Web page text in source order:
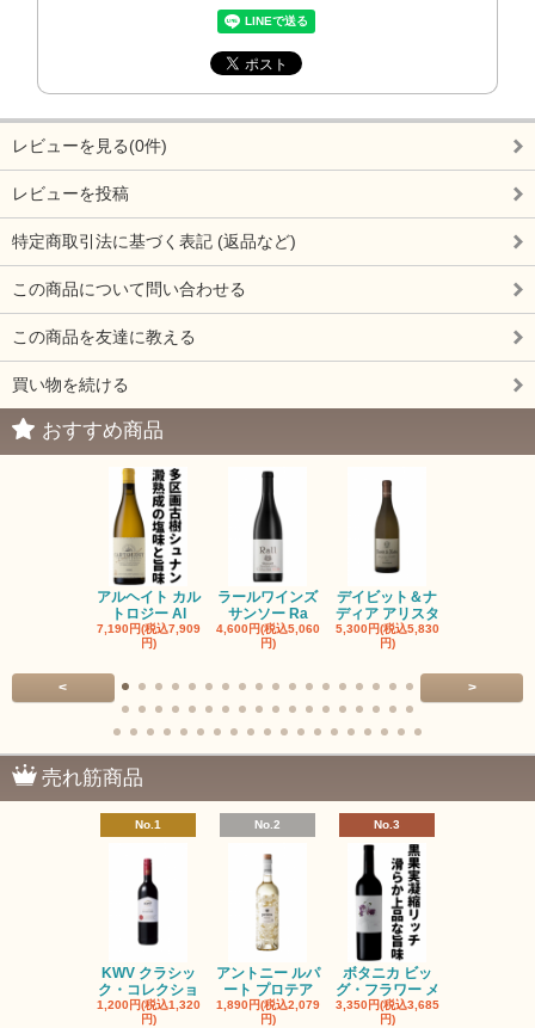
レビューを見る(0件)
レビューを投稿
特定商取引法に基づく表記 (返品など)
この商品について問い合わせる
この商品を友達に教える
買い物を続ける
おすすめ商品
アルヘイト カル
トロジー Al
7,190円(税込7,909
円)
ラールワインズ
サンソー Ra
4,600円(税込5,060
円)
デイビット＆ナ
ディア アリスタ
5,300円(税込5,830
円)
< >
売れ筋商品
No.1
KWV クラシッ
ク・コレクショ
1,200円(税込1,320
円)
No.2
アントニー ルパ
ート プロテア
1,890円(税込2,079
円)
No.3
ボタニカ ビッ
グ・フラワー メ
3,350円(税込3,685
円)